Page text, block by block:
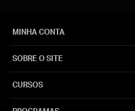
MINHA CONTA
SOBRE O SITE
CURSOS